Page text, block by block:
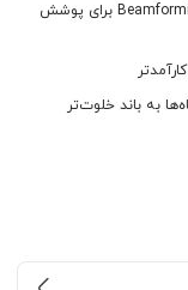
دارای 6 آنتن خارجی قدرتمند به همراه فناوری Beamforming برای پوشش